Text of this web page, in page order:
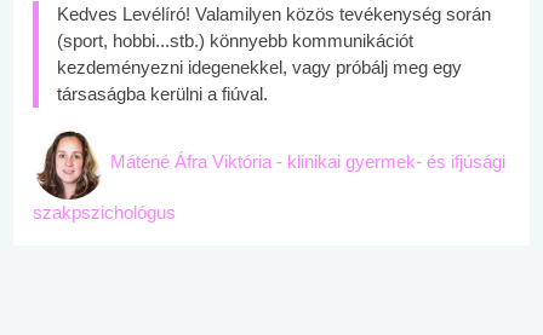
Kedves Levélíró! Valamilyen közös tevékenység során
(sport, hobbi...stb.) könnyebb kommunikációt
kezdeményezni idegenekkel, vagy próbálj meg egy
társaságba kerülni a fiúval.
Máténé Áfra Viktória - klinikai gyermek- és ifjúsági
szakpszichológus